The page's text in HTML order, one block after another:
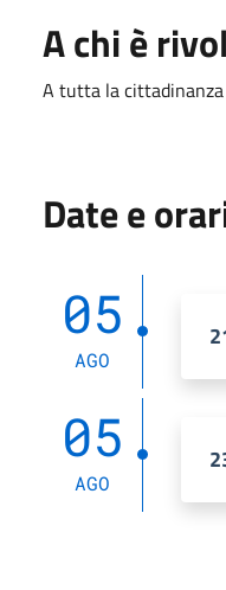
A chi è
A tutta la cittadinanza
Date e
05
AGO
05
AGO